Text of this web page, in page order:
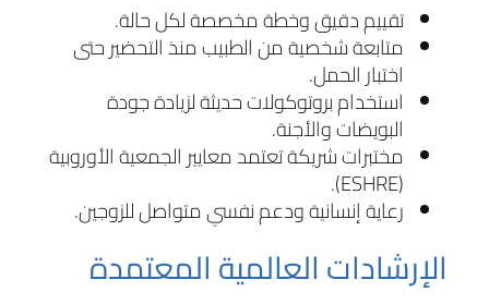
تقييم دقيق وخطة مخصصة لكل حالة.
متابعة شخصية من الطبيب منذ التحضير حتى
اختبار الحمل.
استخدام بروتوكولات حديثة لزيادة جودة
البويضات والأجنة.
مختبرات شريكة تعتمد معايير الجمعية الأوروبية
(ESHRE).
رعاية إنسانية ودعم نفسي متواصل للزوجين.
الإرشادات العالمية المعتمدة